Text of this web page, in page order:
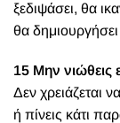
ξεδιψάσει, θα
θα
15 Μην νιώθεις
Δεν χρειάζεται
ή πίνεις κάτι